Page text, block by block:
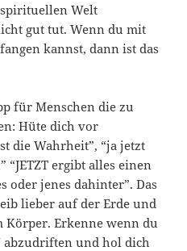
Welt
gut tut. Wenn du mit
kannst, dann ist das
für Menschen die zu
Hüte dich vor
die Wahrheit”, “ja jetzt
“JETZT ergibt alles einen
oder jenes dahinter”. Das
lieber auf der Erde und
Erkenne wenn du
abzudriften und hol dich